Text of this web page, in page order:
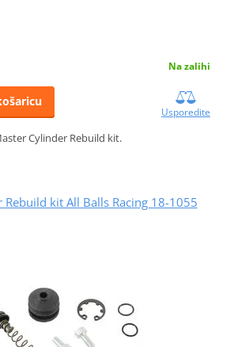
Na zalihi
Usporedite
Cylinder Rebuild kit.
Rebuild kit All Balls Racing 18-1055